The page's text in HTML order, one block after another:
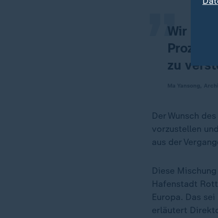
Wir
zu
Der Wunsch
vorzustellen
aus der
Diese
Hafenstadt
Europa. Das
erläutert